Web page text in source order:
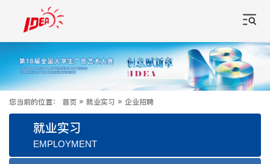
您当前的位置： 首页 » 就业实习 » 企业招聘
就业实习
EMPLOYMENT